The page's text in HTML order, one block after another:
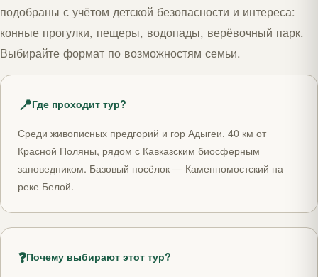
подобраны с учётом детской безопасности и интереса:
конные прогулки, пещеры, водопады, верёвочный парк.
Выбирайте формат по возможностям семьи.
📍Где проходит тур?
Среди живописных предгорий и гор Адыгеи, 40 км от
Красной Поляны, рядом с Кавказским биосферным
заповедником. Базовый посёлок — Каменномостский на
реке Белой.
❓Почему выбирают этот тур?